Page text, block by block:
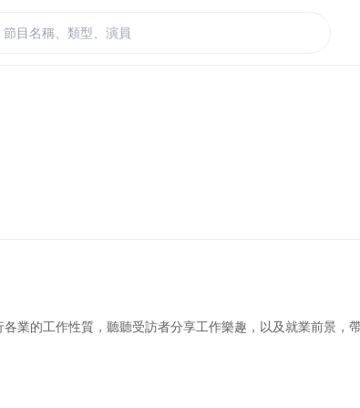
業的工作性質，聽聽受訪者分享工作樂趣，以及就業前景，